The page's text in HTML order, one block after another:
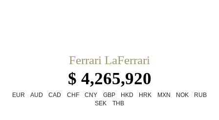
Ferrari LaFerrari
$ 4,265,920
EUR AUD CAD CHF CNY GBP HKD HRK MXN NOK
RUB
SEK
THB